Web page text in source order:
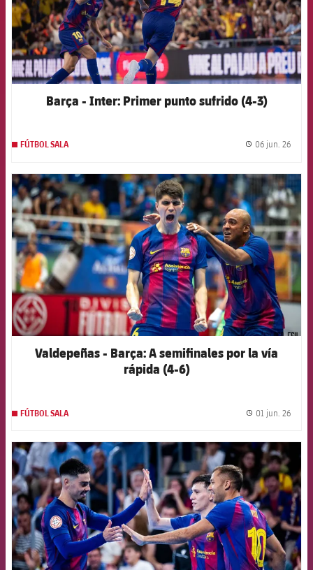
Barça - Inter: Primer punto sufrido (4-3)
FÚTBOL SALA 06 jun. 26
FCB Barcelona badge
Valdepeñas - Barça: A semifinales por la vía
rápida (4-6)
FÚTBOL SALA 01 jun. 26
FCB Barcelona badge